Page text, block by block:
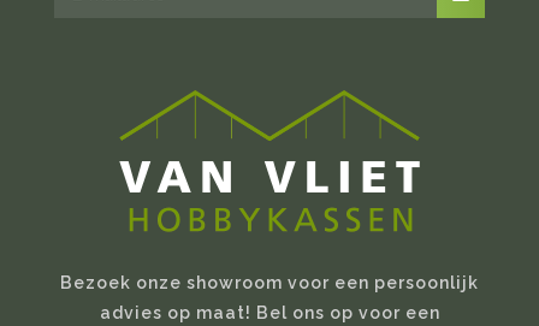
Bezoek onze showroom voor een persoonlijk
advies op maat! Bel ons op voor een